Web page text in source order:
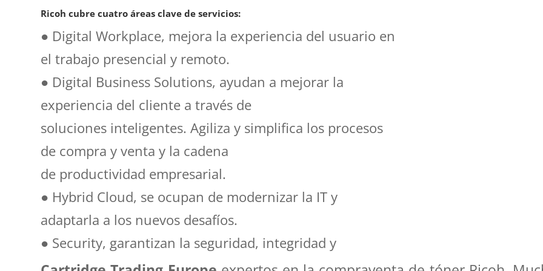
Ricoh cubre cuatro áreas clave de servicios:
● Digital Workplace, mejora la experiencia del usuario en
el trabajo presencial y remoto.
● Digital Business Solutions, ayudan a mejorar la
experiencia del cliente a través de
soluciones inteligentes. Agiliza y simplifica los procesos
de compra y venta y la cadena
de productividad empresarial.
● Hybrid Cloud, se ocupan de modernizar la IT y
adaptarla a los nuevos desafíos.
● Security, garantizan la seguridad, integridad y
protección de toda la información.